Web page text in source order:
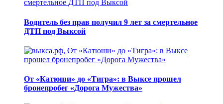
Водитель без прав получил 9 лет за смертельное
ДТП под Выксой
От «Катюши» до «Тигра»: в Выксе прошел
бронепробег «Дорога Мужества»